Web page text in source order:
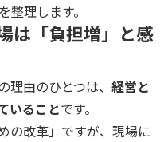
整理します。
は「負担増」と感
由のひとつは、 経営と
いることです。
の改革」ですが、現場に